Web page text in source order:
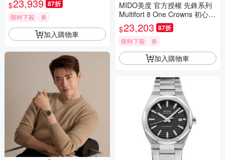
父親節 禮物 推薦 40mm/M055
5071104100
$23,939 87折
限時下殺 券
加入購物車
MIDO美度 官方授權 先鋒系列
Multifort 8 One Crowns 初心不
變 李鍾碩 八角錶圈 機械腕錶
父親節 禮物 推薦 40mm/M055
5071705100
$23,203 87折
限時下殺 券
加入購物車